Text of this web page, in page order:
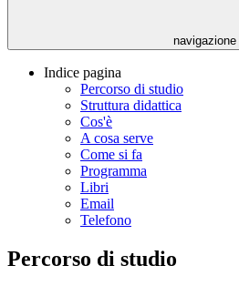
navigazione
Indice pagina
Percorso di studio
Struttura didattica
Cos'è
A cosa serve
Come si fa
Programma
Libri
Email
Telefono
Percorso di studio